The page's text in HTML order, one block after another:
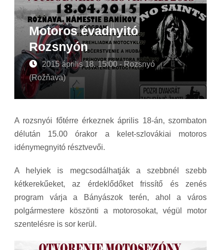
Motoros évadnyitó
Rozsnyón
2015 április 18. 15:00 - Rozsnyó
(Rožňava)
A rozsnyói főtérre érkeznek április 18-án, szombaton
délután 15.00 órakor a kelet-szlovákiai motoros
idénymegnyitó résztvevői.
A helyiek is megcsodálhatják a szebbnél szebb
kétkerekűeket, az érdeklődőket frissítő és zenés
program várja a Bányászok terén, ahol a város
polgármestere köszönti a motorosokat, végül motor
szentelésre is sor kerül.